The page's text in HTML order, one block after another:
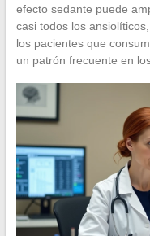
efecto sedante puede
casi todos los
los pacientes que
un patrón frecuente en